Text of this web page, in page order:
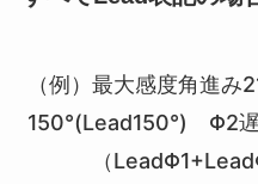
（例）最大感度角進
150°(Lead150°) Φ2
（